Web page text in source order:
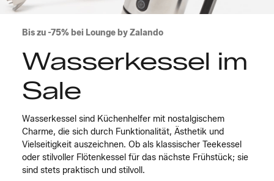
Bis zu -75% bei Lounge by Zalando
Wasserkessel im
Sale
Wasserkessel sind Küchenhelfer mit nostalgischem
Charme, die sich durch Funktionalität, Ästhetik und
Vielseitigkeit auszeichnen. Ob als klassischer Teekessel
oder stilvoller Flötenkessel für das nächste Frühstück; sie
sind stets praktisch und stilvoll.